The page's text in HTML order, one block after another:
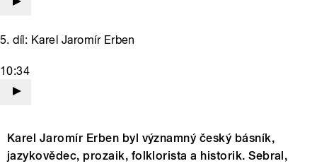
5. díl: Karel Jaromír Erben
10:34
Karel Jaromír Erben byl významný český básník,
jazykovědec, prozaik, folklorista a historik. Sebral,